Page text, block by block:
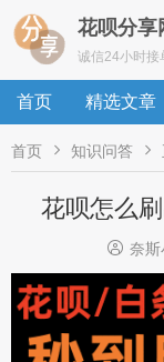
花呗分享
诚信24小时接
首页 精选文章
首页  知识问答 
花呗怎么
 奈